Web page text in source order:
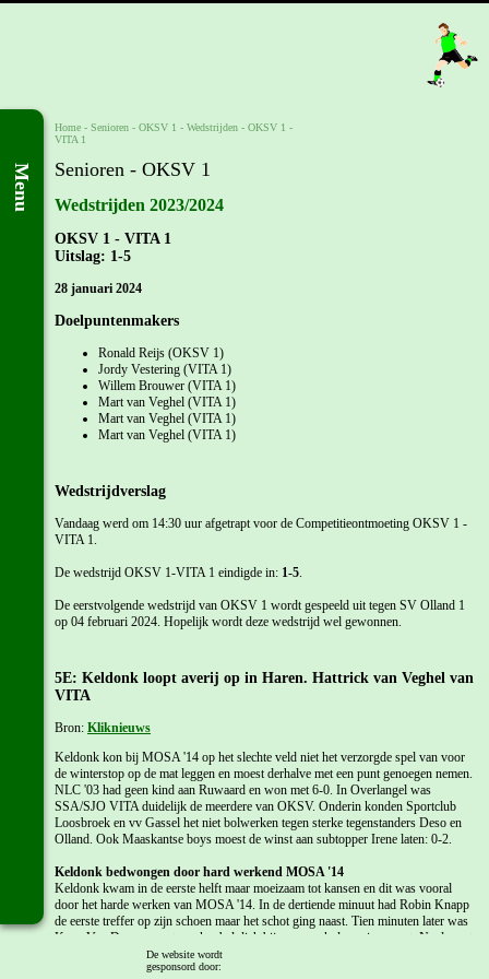
Menu
Home - Senioren - OKSV 1 - Wedstrijden - OKSV 1 -
VITA 1
Senioren - OKSV 1
Wedstrijden 2023/2024
OKSV 1 - VITA 1
Uitslag: 1-5
28 januari 2024
Doelpuntenmakers
Ronald Reijs (OKSV 1)
Jordy Vestering (VITA 1)
Willem Brouwer (VITA 1)
Mart van Veghel (VITA 1)
Mart van Veghel (VITA 1)
Mart van Veghel (VITA 1)
Wedstrijdverslag
Vandaag werd om 14:30 uur afgetrapt voor de Competitieontmoeting OKSV 1 -
VITA 1.
De wedstrijd OKSV 1-VITA 1 eindigde in: 1-5.
De eerstvolgende wedstrijd van OKSV 1 wordt gespeeld uit tegen SV Olland 1
op 04 februari 2024. Hopelijk wordt deze wedstrijd wel gewonnen.
5E: Keldonk loopt averij op in Haren. Hattrick van Veghel van
VITA
Bron: Kliknieuws
Keldonk kon bij MOSA '14 op het slechte veld niet het verzorgde spel van voor
de winterstop op de mat leggen en moest derhalve met een punt genoegen nemen.
NLC '03 had geen kind aan Ruwaard en won met 6-0. In Overlangel was
SSA/SJO VITA duidelijk de meerdere van OKSV. Onderin konden Sportclub
Loosbroek en vv Gassel het niet bolwerken tegen sterke tegenstanders Deso en
Olland. Ook Maaskantse boys moest de winst aan subtopper Irene laten: 0-2.
Keldonk bedwongen door hard werkend MOSA '14
Keldonk kwam in de eerste helft maar moeizaam tot kansen en dit was vooral
door het harde werken van MOSA '14. In de dertiende minuut had Robin Knapp
de eerste treffer op zijn schoen maar het schot ging naast. Tien minuten later was
Koen Van Deurzen met een kopbal dichtbij, maar ook deze ging naast. Na de rust
kwam MOSA'14 verrassend op 1-0 toen een misverstand bij een corner tot een
treffer leidde. Vier minuten later was opnieuw een corner van MOSA '14
De website wordt
gesponsord door: